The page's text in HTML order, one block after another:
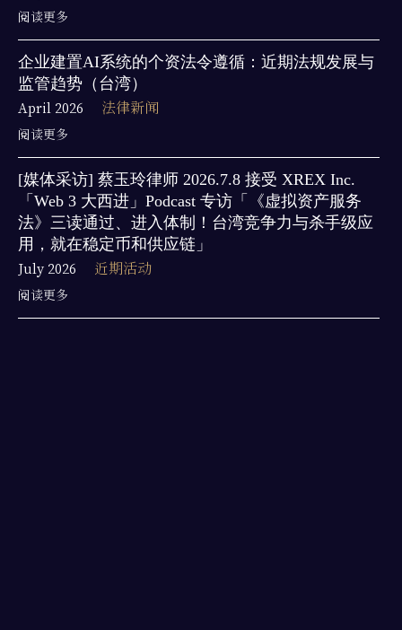
阅读更多
企业建置AI系统的个资法令遵循：近期法规发展与
监管趋势（台湾）
April 2026
法律新闻
阅读更多
[媒体采访] 蔡玉玲律师 2026.7.8 接受 XREX Inc.
「Web 3 大西进」Podcast 专访「《虚拟资产服务
法》三读通过、进入体制！台湾竞争力与杀手级应
用，就在稳定币和供应链」
July 2026
近期活动
阅读更多